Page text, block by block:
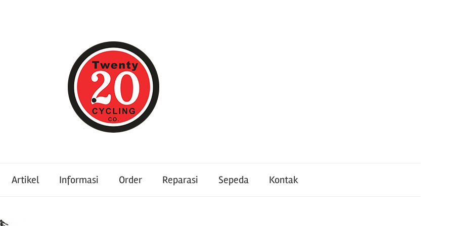
Artikel Informasi Order Reparasi Sepeda Kontak